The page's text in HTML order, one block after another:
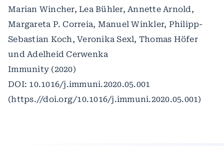
Marian Wincher, Lea Bühler, Annette Arnold,
Margareta P. Correia, Manuel Winkler, Philipp-
Sebastian Koch, Veronika Sexl, Thomas Höfer
und Adelheid Cerwenka
Immunity (2020)
DOI: 10.1016/j.immuni.2020.05.001
(https.//doi.org/10.1016/j.immuni.2020.05.001)